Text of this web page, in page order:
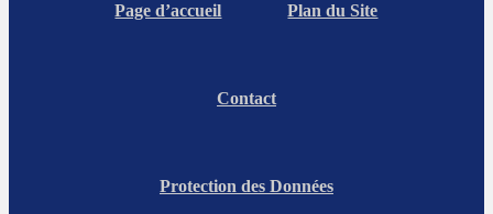
Page d’accueil Plan du Site
Contact
Protection des Données